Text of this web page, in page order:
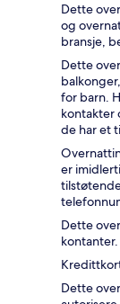
Dette
og
bransje,
Dette
for barn.
kontakter
de har et
er
Dette
kontanter.
Dette